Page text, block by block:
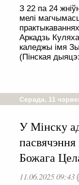
З 22 па 24
мелі
Аркадзь
каледжы імя
(Пінская
Серада, 11
У Мінску
пасвячэння
Божага
11.06.2025 09:43